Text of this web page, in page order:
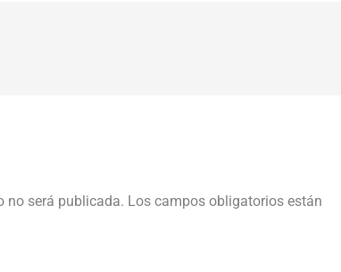
no será publicada. Los campos obligatorios están